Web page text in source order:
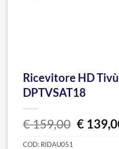
Ricevitore HD
DPTVSAT18
€159,00 Il
prezzo
€
COD: RIDAU051